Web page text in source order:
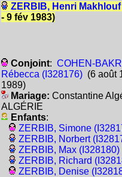
ZERBIB, Henri Makhlouf
- 9 fév 1983)
Conjoint: COHEN-
Rébecca (I328176)(6 août
1989)
Mariage: Constantine
ALGÉRIE
Enfants:
ZERBIB, Simone
ZERBIB, Norbert
ZERBIB, Max (I328180)
ZERBIB, Richard
ZERBIB, Denise